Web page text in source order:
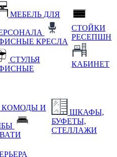
МЕБЕЛЬ ДЛЯ
КРЕСЛА
СТУЛЬЯ
СТОЙКИ
РЕСЕПШН
КАБИНЕТ
КОМОДЫ И
ШКАФЫ,
БУФЕТЫ,
СТЕЛЛАЖИ